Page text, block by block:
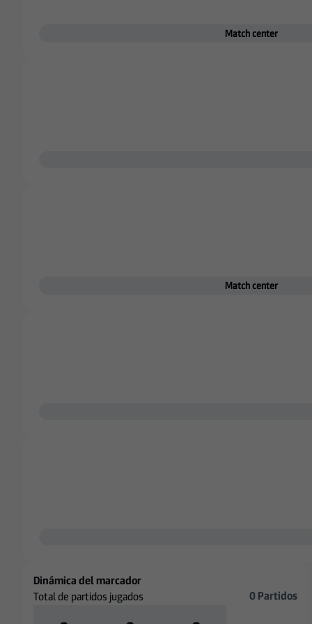
Match center
Match center
Dinámica del marcador
Total de partidos jugados
0 Partidos